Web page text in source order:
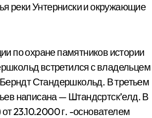
реки Унтерниски и окружающие
по охране памятников истории
встретился с владельцем
Стандершкольд. В третьем
написана — Штандсртск’елд. В
23.10.2000 г. -основателем